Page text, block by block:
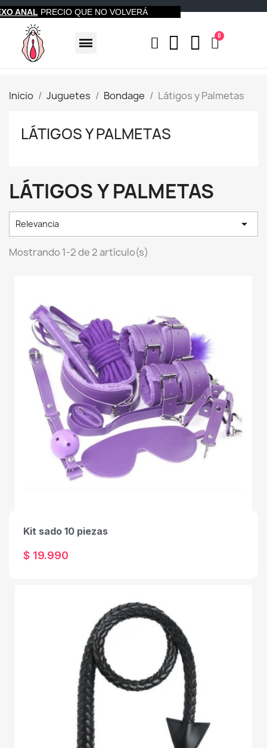
ANAL PRECIO QUE NO VOLVERÁ
Inicio Juguetes Bondage Látigos y Palmetas
LÁTIGOS Y PALMETAS
LÁTIGOS Y PALMETAS
Relevancia 
Mostrando 1-2 de 2 artículo(s)
Kit sado 10 piezas
$ 19.990